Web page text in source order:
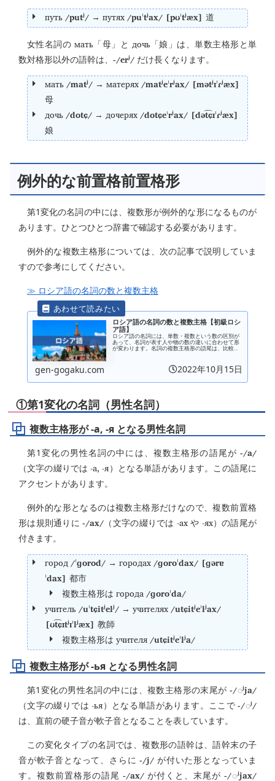
путь/putʲ/→ путях/puˈtʲax/ [pʊˈtʲæx] 道
女性名詞の мать「母」と дочь「娘」は、単数主格形と単
数対格形以外の語幹は、 -/erʲ/ だけ長くなります。
мать/matʲ/→ матерях/matʲeˈrʲax/ [mətʲɪˈɾʲæx]
母
дочь/dotɕ/→ дочерях/dotɕeˈrʲax/ [dət͡ɕɪˈɾʲæx]
娘
例外的な前置格前置格形
第1変化の名詞の中には、複数形が例外的な形になるものが
あります。ひとつひとつ辞書で確認する必要があります。
例外的な複数主格形については、次の記事で説明していま
すので参考にしてください。
≫ ロシア語の名詞の数と複数主格
ロシア語の名詞の数と複数主格【初級ロシ
ア語】
ロシア語の名詞には、単数・複数という数の区別が
あって、名詞が表す人や物の数の違いに合わせて形
が変わります。名詞の複数主格形の語尾は、比較的
gen-gogaku.com 2022年10月15日
①第1変化の名詞（男性名詞）
複数主格形が -а, -я となる男性名詞
第1変化の男性名詞の中には、複数主格形の語尾が -/a/
（文字の綴りでは-а, -я）となる単語があります。この語尾に
アクセントがあります。
例外的な形となるのは複数主格形だけなので、複数前置格
形は規則通りに-/ax/ （文字の綴りでは -ахや -ях）の語尾が
付きます。
город /ˈɡorod/→ городах /ɡoroˈdax/ [ɡərɐ
ˈdax] 都市
複数主格形は города /ɡoroˈda/
учитель /uˈtɕitʲelʲ/→ учителях /utɕitʲeˈlʲax/
[ʊt͡ɕɪtʲɪˈlʲæx] 教師
複数主格形は учителя /utɕitʲeˈlʲa/
複数主格形が -ья となる男性名詞
第1変化の男性名詞の中には、複数主格形の末尾が-/◌ʲja/
（文字の綴りでは-ья）となる単語があります。ここで-/◌ʲ/
は、直前の硬子音が軟子音となることを表しています。
この変化タイプの名詞では、複数形の語幹は、語幹末の子
音が軟子音となって、さらに-/j/ が付いた形となっていま
す。複数前置格形の語尾 -/ax/ が付くと、末尾が -/◌ʲjax/